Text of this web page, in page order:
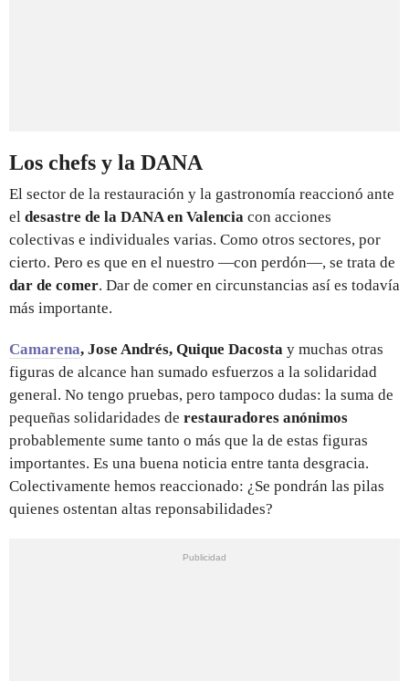
Los chefs y la DANA
El sector de la restauración y la gastronomía reaccionó ante
el desastre de la DANA en Valencia con acciones
colectivas e individuales varias. Como otros sectores, por
cierto. Pero es que en el nuestro —con perdón—, se trata de
dar de comer. Dar de comer en circunstancias así es todavía
más importante.
Camarena, Jose Andrés, Quique Dacosta y muchas otras
figuras de alcance han sumado esfuerzos a la solidaridad
general. No tengo pruebas, pero tampoco dudas: la suma de
pequeñas solidaridades de restauradores anónimos
probablemente sume tanto o más que la de estas figuras
importantes. Es una buena noticia entre tanta desgracia.
Colectivamente hemos reaccionado: ¿Se pondrán las pilas
quienes ostentan altas reponsabilidades?